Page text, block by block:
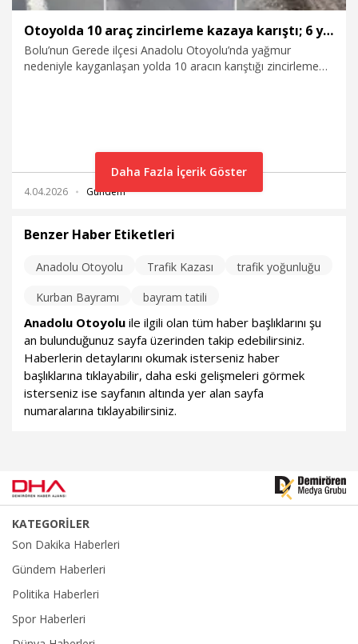
Otoyolda 10 araç zincirleme kazaya karıştı; 6 yaralı
Bolu’nun Gerede ilçesi Anadolu Otoyolu’nda yağmur
nedeniyle kayganlaşan yolda 10 aracın karıştığı zincirleme
4.04.2026 Gündem
Daha Fazla İçerik Göster
Benzer Haber Etiketleri
Anadolu Otoyolu Trafik Kazası
trafik yoğunluğu
Kurban Bayramı
bayram tatili
Anadolu Otoyolu ile ilgili olan tüm haber başlıklarını şu
an bulunduğunuz sayfa üzerinden takip edebilirsiniz.
Haberlerin detaylarını okumak isterseniz haber
başlıklarına tıklayabilir, daha eski gelişmeleri görmek
isterseniz ise sayfanın altında yer alan sayfa
numaralarına tıklayabilirsiniz.
KATEGORİLER
Son Dakika Haberleri
Gündem Haberleri
Politika Haberleri
Spor Haberleri